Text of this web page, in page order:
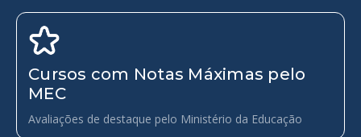
Cursos com Notas Máximas pelo
MEC
Avaliações de destaque pelo Ministério da Educação